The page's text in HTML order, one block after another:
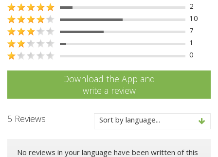
2
10
7
1
0
Download the App and
write a review
5 Reviews Sort by language...
No reviews in your language have been written of this